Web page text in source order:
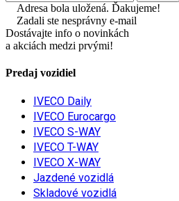
Adresa bola uložená. Ďakujeme!
Zadali ste nesprávny e-mail
Dostávajte info o novinkách
a akciách medzi prvými!
Predaj vozidiel
IVECO Daily
IVECO Eurocargo
IVECO S-WAY
IVECO T-WAY
IVECO X-WAY
Jazdené vozidlá
Skladové vozidlá